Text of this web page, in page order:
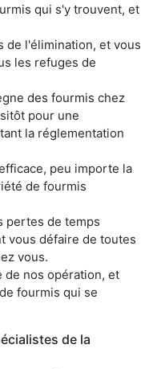
qui s'y trouvent, et
de l'élimination, et vous
les refuges de
des fourmis chez
pour une
la réglementation
peu importe la
de fourmis
pertes de temps
vous défaire de toutes
vous.
de nos opération, et
fourmis qui se
de la